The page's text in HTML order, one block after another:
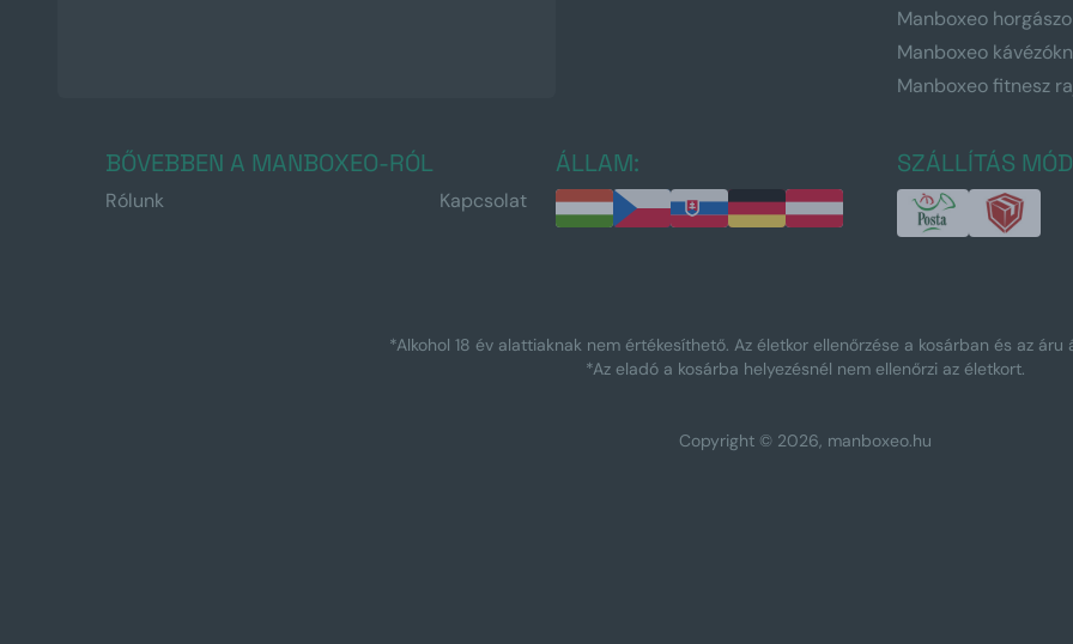
Manboxeo
Manboxeo
Manboxeo fitnesz
BŐVEBBEN A MANBOXEO-RÓL
Rólunk Kapcsolat
ÁLLAM: SZÁLLÍTÁS
*Alkohol 18 év alattiaknak nem értékesíthető. Az életkor ellenőrzése a kosárban és az
*Az eladó a kosárba helyezésnél nem ellenőrzi az életkort.
Copyright © 2026, manboxeo.hu